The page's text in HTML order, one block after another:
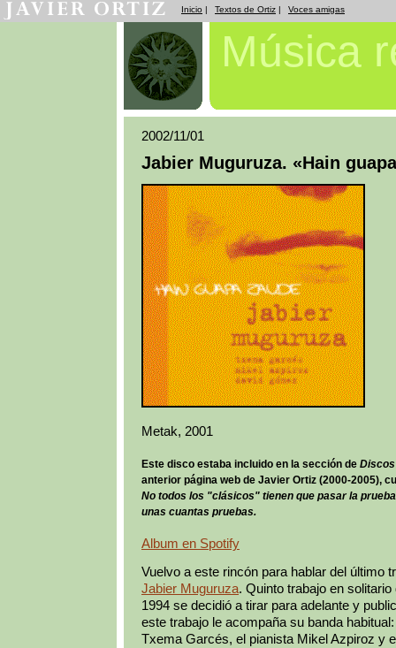
Inicio | Textos de Ortiz | Voces amigas
Música
2002/11/01
Jabier Muguruza. «Hain
Metak, 2001
Este disco estaba incluido en la sección de
anterior página web de Javier Ortiz (2000-2005),
No todos los "clásicos" tienen que pasar la
unas cuantas pruebas.
Album en Spotify
Vuelvo a este rincón para hablar del último
Jabier Muguruza. Quinto trabajo en
1994 se decidió a tirar para adelante y
este trabajo le acompaña su banda
Txema Garcés, el pianista Mikel Azpiroz y